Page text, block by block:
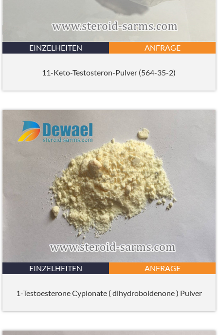
EINZELHEITEN ANFRAGE
11-Keto-Testosteron-Pulver (564-35-2)
EINZELHEITEN ANFRAGE
1-Testoesterone Cypionate ( dihydroboldenone ) Pulver